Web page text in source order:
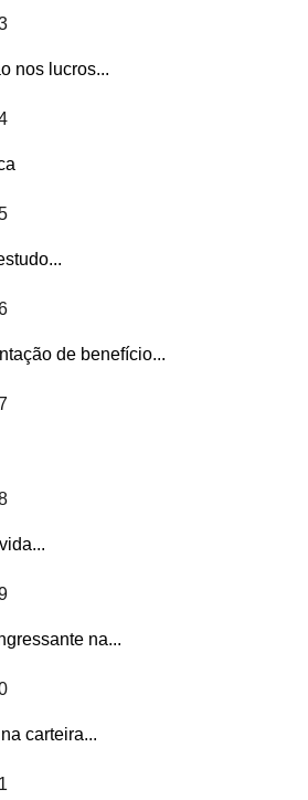
nos lucros...
de benefício...
na...
carteira...